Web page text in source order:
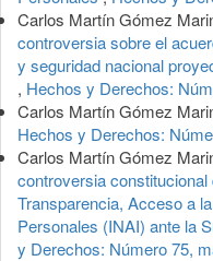
Carlos Martín Gómez
controversia sobre el
y seguridad nacional
, Hechos y Derechos:
Carlos Martín Gómez
Hechos y Derechos:
Carlos Martín Gómez
controversia
Transparencia, Acceso a
Personales (INAI) ante la
y Derechos: Número 75,